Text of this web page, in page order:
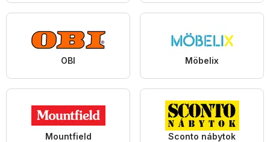
OBI Möbelix
Mountfield Sconto nábytok